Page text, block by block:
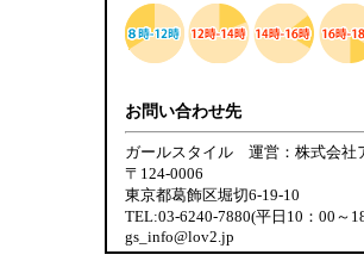
お問い合わせ先
ガールスタイル 運営：株式会社
〒124-0006
東京都葛飾区堀切6-19-10
TEL:03-6240-7880(平日10：00～
gs_info@lov2.jp